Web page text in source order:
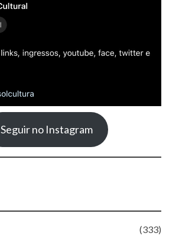
Seguir no Instagram
(333)